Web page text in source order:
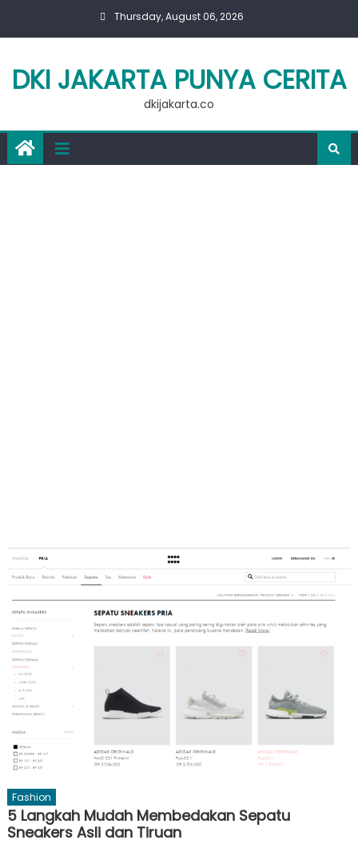
Thursday, August 06, 2026
DKI JAKARTA PUNYA CERITA
dkijakarta.co
Fashion
5 Langkah Mudah Membedakan Sepatu
Sneakers Asli dan Tiruan